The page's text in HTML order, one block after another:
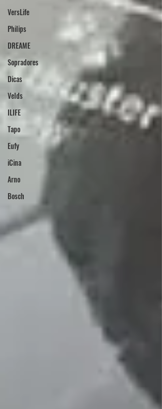
VersLife
Philips
DREAME
Sopradores
Dicas
Velds
ILIFE
Tapo
Eufy
iCina
Arno
Bosch